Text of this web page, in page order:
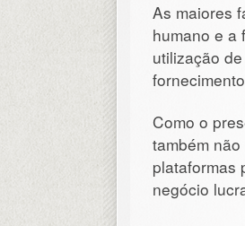
As maiores
humano e a
utilização
Como o
também
plataformas
negócio